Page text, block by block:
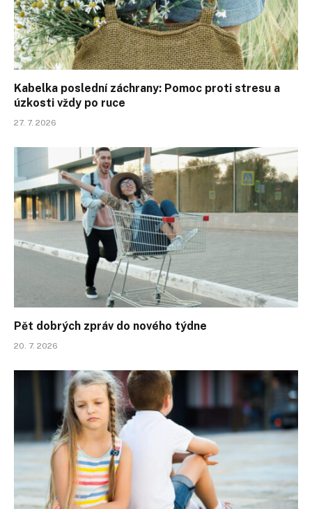
Kabelka poslední záchrany: Pomoc proti stresu a
úzkosti vždy po ruce
27. 7. 2026
Pět dobrých zpráv do nového týdne
20. 7. 2026